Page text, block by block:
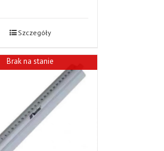
Szczegóły
Brak na stanie